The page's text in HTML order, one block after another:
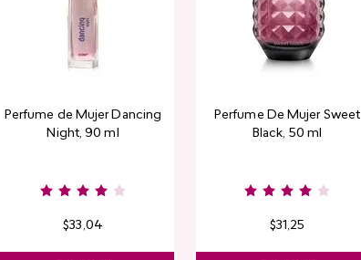
Perfume de Mujer Dancing
Night, 90 ml
$33 ,04
Perfume De Mujer Sweet
Black, 50 ml
$31,25
Burgundy
Rose Pink Dusty